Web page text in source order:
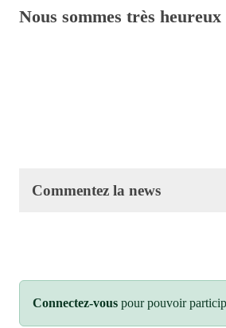
Nous sommes très
Commentez la news
Connectez-vous pour pouvoir